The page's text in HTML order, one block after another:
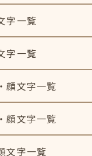
字一覧
字一覧
顔文字一覧
顔文字一覧
文字一覧